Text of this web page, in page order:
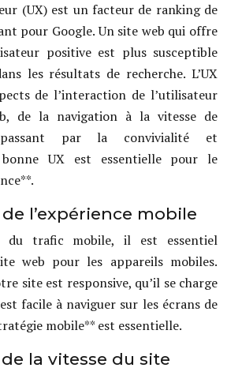
(UX) est un facteur de ranking de
pour Google. Un site web qui offre
positive est plus susceptible
les résultats de recherche. L’UX
de l’interaction de l’utilisateur
de la navigation à la vitesse de
par la convivialité et
bonne UX est essentielle pour le
l’expérience mobile
du trafic mobile, il est essentiel
web pour les appareils mobiles.
site est responsive, qu’il se charge
facile à naviguer sur les écrans de
mobile** est essentielle.
la vitesse du site